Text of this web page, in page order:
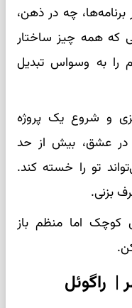
چه در ذهن،
که همه چیز ساختار
را به وسواس تبدیل
و شروع یک پروژه
در عشق، بیش از حد
تو را خسته کند.
بزنی.
کوچک اما منظم باز
| راگوئل